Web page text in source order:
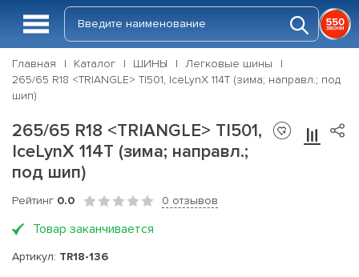
Главная Каталог ШИНЫ
Легковые шины
265/65 R18 <TRIANGLE> TI501, IceLynX 114T (зима; направл.; под
шип)
265/65 R18 <TRIANGLE> TI501,
IceLynX 114T (зима; направл.;
под шип)
Рейтинг 0.0 0 отзывов
Товар заканчивается
Артикул: TR18-136